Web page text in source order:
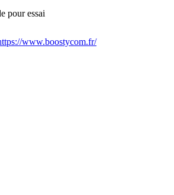
pour essai
www.boostycom.fr/